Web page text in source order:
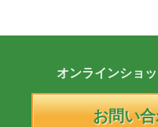
オンラインショ
お問い